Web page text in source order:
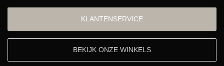
KLANTENSERVICE
BEKIJK ONZE WINKELS